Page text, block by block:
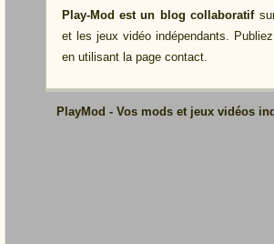
Play-Mod est un blog collaboratif
et les jeux vidéo indépendants.
en utilisant la page contact.
PlayMod - Vos mods et jeux vidéos